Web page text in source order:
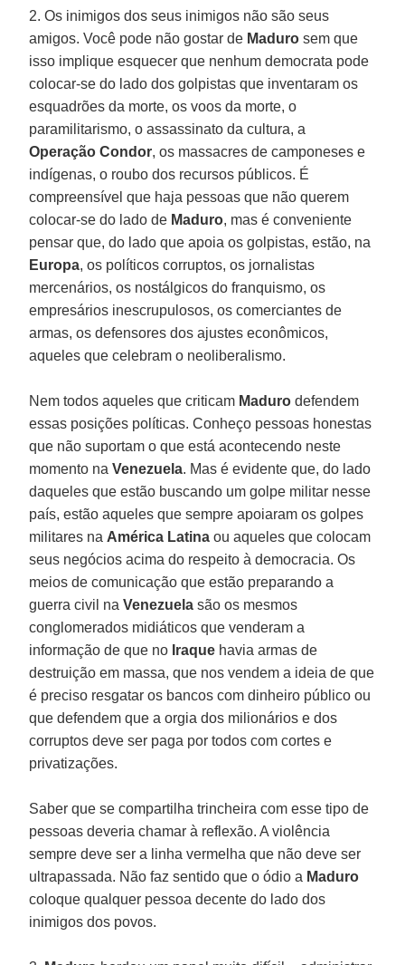
2. Os inimigos dos seus inimigos não são seus
amigos. Você pode não gostar de Maduro sem que
isso implique esquecer que nenhum democrata pode
colocar-se do lado dos golpistas que inventaram os
esquadrões da morte, os voos da morte, o
paramilitarismo, o assassinato da cultura, a
Operação Condor, os massacres de camponeses e
indígenas, o roubo dos recursos públicos. É
compreensível que haja pessoas que não querem
colocar-se do lado de Maduro, mas é conveniente
pensar que, do lado que apoia os golpistas, estão, na
Europa, os políticos corruptos, os jornalistas
mercenários, os nostálgicos do franquismo, os
empresários inescrupulosos, os comerciantes de
armas, os defensores dos ajustes econômicos,
aqueles que celebram o neoliberalismo.
Nem todos aqueles que criticam Maduro defendem
essas posições políticas. Conheço pessoas honestas
que não suportam o que está acontecendo neste
momento naVenezuela. Mas é evidente que, do lado
daqueles que estão buscando um golpe militar nesse
país, estão aqueles que sempre apoiaram os golpes
militares na América Latina ou aqueles que colocam
seus negócios acima do respeito à democracia. Os
meios de comunicação que estão preparando a
guerra civil naVenezuela são os mesmos
conglomerados midiáticos que venderam a
informação de que no Iraque havia armas de
destruição em massa, que nos vendem a ideia de que
é preciso resgatar os bancos com dinheiro público ou
que defendem que a orgia dos milionários e dos
corruptos deve ser paga por todos com cortes e
privatizações.
Saber que se compartilha trincheira com esse tipo de
pessoas deveria chamar à reflexão. A violência
sempre deve ser a linha vermelha que não deve ser
ultrapassada. Não faz sentido que o ódio a Maduro
coloque qualquer pessoa decente do lado dos
inimigos dos povos.